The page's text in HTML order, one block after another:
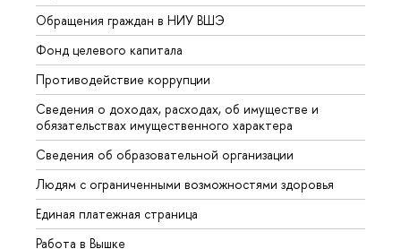
Обращения граждан в НИУ ВШЭ
Фонд целевого капитала
Противодействие коррупции
Сведения о доходах, расходах, об имуществе и
обязательствах имущественного характера
Сведения об образовательной организации
Людям с ограниченными возможностями здоровья
Единая платежная страница
Работа в Вышке